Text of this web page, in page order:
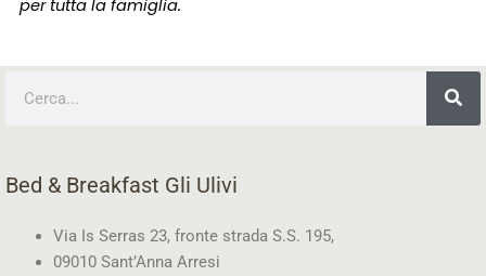
per tutta la famiglia.
Bed & Breakfast Gli Ulivi
Via Is Serras 23, fronte strada S.S. 195,
09010 Sant’Anna Arresi